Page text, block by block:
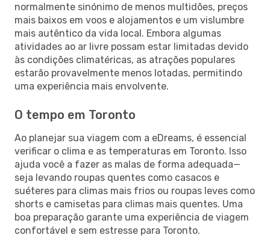
normalmente sinónimo de menos multidões, preços
mais baixos em voos e alojamentos e um vislumbre
mais autêntico da vida local. Embora algumas
atividades ao ar livre possam estar limitadas devido
às condições climatéricas, as atrações populares
estarão provavelmente menos lotadas, permitindo
uma experiência mais envolvente.
O tempo em Toronto
Ao planejar sua viagem com a eDreams, é essencial
verificar o clima e as temperaturas em Toronto. Isso
ajuda você a fazer as malas de forma adequada—
seja levando roupas quentes como casacos e
suéteres para climas mais frios ou roupas leves como
shorts e camisetas para climas mais quentes. Uma
boa preparação garante uma experiência de viagem
confortável e sem estresse para Toronto.